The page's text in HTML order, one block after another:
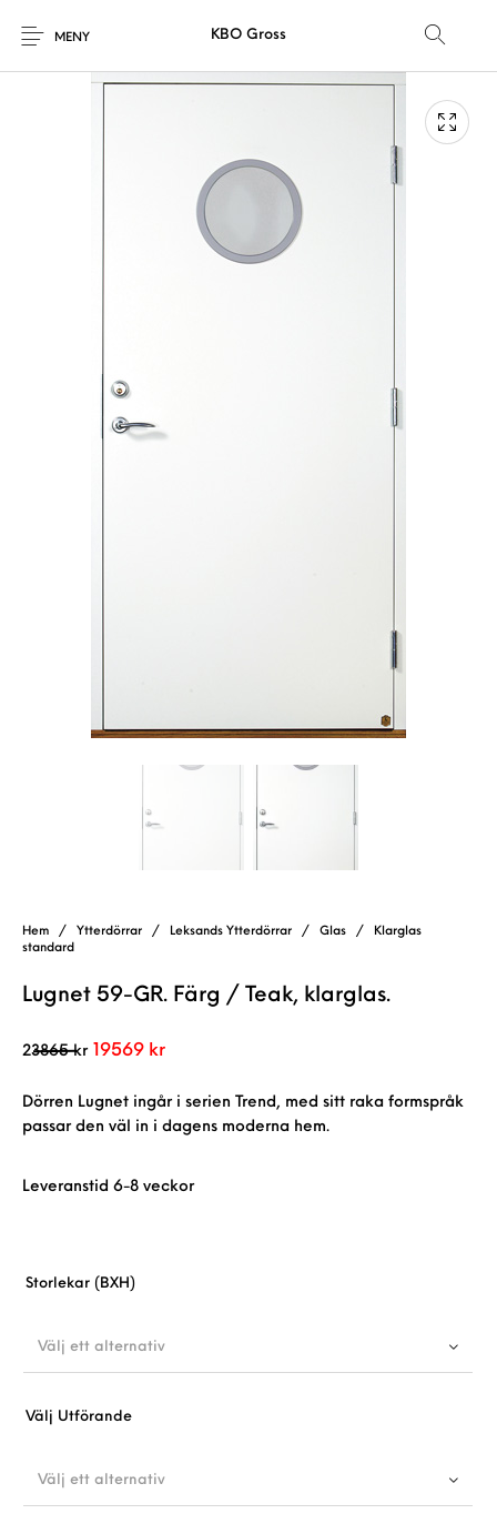
MENY KBO Gross
Hem / Ytterdörrar / Leksands Ytterdörrar / Glas /
Klarglas
standard
Lugnet 59-GR. Färg / Teak, klarglas.
23865kr Det ursprungliga priset var: 23865 kr.
19569 krDet nuvarande priset är: 19569 kr.
Dörren Lugnet ingår i serien Trend, med sitt raka formspråk
passar den väl in i dagens moderna hem.
Leveranstid 6-8 veckor
Storlekar (BXH)
Välj ett alternativ
Välj Utförande
Välj ett alternativ